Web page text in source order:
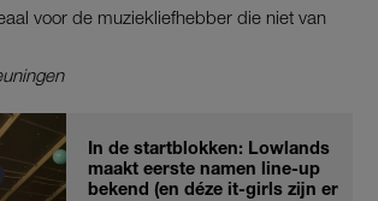
voor de muziekliefhebber die niet van
In de startblokken: Lowlands
maakt eerste namen line-up
bekend (en déze it-girls zijn er